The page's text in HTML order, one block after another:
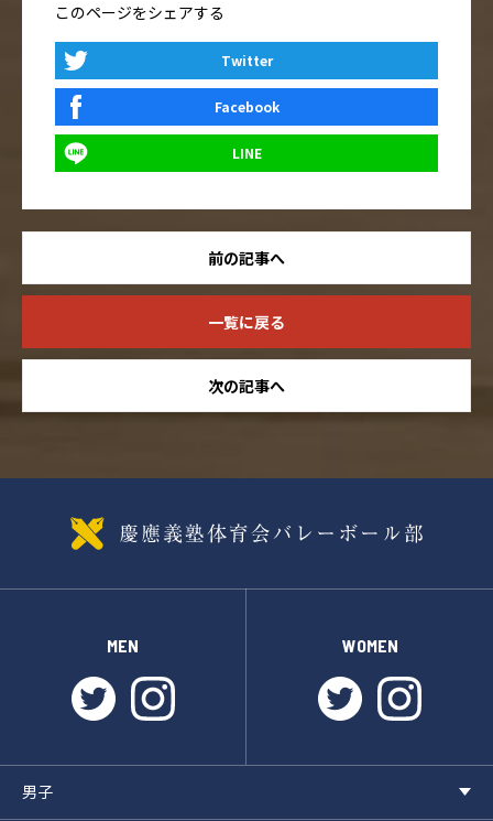
このページをシェアする
Twitter
Facebook
LINE
前の記事へ
一覧に戻る
次の記事へ
MEN
twitterinstagram
WOMEN
twitter
男子